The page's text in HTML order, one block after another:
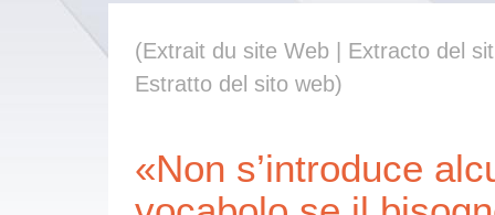
(Extrait du site Web | Extracto del
Estratto del sito web)
«Non s’introduce